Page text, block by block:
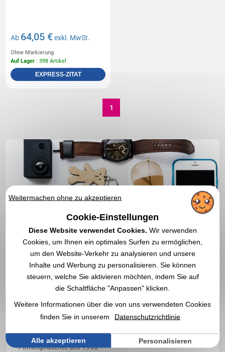
OBUT personalisiert mit Logo
| Großhändler
Kunden ✔️ Werbeartikel, Werbegeschenke und
Firmenpräsente seit 1998
Ab 64,05 €exkl. MwSt.
Ohne Markierung
Auf Lager : 398 Artikel
EXPRESS-ZITAT
1
Weitermachen ohne zu akzeptieren
Cookie-Einstellungen
Diese Website verwendet Cookies. Wir verwenden
Cookies, um Ihnen ein optimales Surfen zu ermöglichen,
um den Website-Verkehr zu analysieren und unsere
Inhalte und Werbung zu personalisieren. Sie können
steuern, welche Sie aktivieren möchten, indem Sie auf
die Schaltfläche "Anpassen" klicken.
Weitere Informationen über die von uns verwendeten Cookies
finden Sie in unserem
Datenschutzrichtlinie
Alle akzeptieren Personalisieren